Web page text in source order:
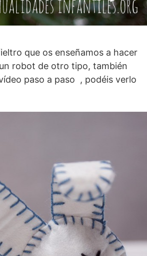
que os enseñamos a hacer
robot de otro tipo, también
paso a paso , podéis verlo